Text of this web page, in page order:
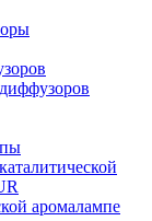
аромалампе